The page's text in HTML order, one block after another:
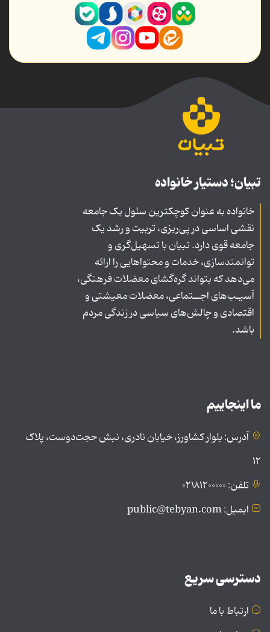
تبیان؛ دستیار خانواده
خانواده به عنوان کوچکترین سلول یک جامعه
نقشی اساسی در پی‌ریزی، تربیت و رشد یک
جامعه قوی دارد. تبیان با تسهیل‌گری و
توانمندسازی، خدمات و محتواهایی را ارائه
می‌دهد که بتواند گره‌گشای معضلات فرهنگی،
آسیـب‌های اجــتماعی، معضلات معیشتی و
اقتصادی و چالش‌های سیاسی در زندگی مردم
باشد.
ما اینجاییم
آدرس: بلوار کشاورز، خیابان نادری، نبش حجت‌دوست، پلاک
۱۲
تلفن: ۰۲۱۸۱۲۰۰۰۰۰
ایمیل: public@tebyan.com
دسترسی سریع
ارتباط با ما